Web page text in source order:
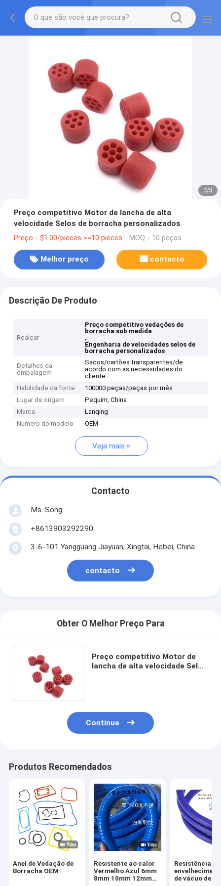
2/3
Preço competitivo Motor de lancha de alta
velocidade Selos de borracha personalizados
Preço：$1.00/pieces >=10 pieces MOQ：10 peças
Melhor preço contacto
Descrição De Produto
Realçar
Preço competitivo vedações de
borracha sob medida
,
Engenharia de velocidades selos de
borracha personalizados
Detalhes da
embalagem
Sacos/cartões transparentes/de
acordo com as necessidades do
cliente
Habilidade da fonte
100000 peças/peças por mês
Lugar de origem
Pequim, China
Marca
Lanqing
Número do modelo
OEM
Veja mais
Contacto
Ms. Song
+8613903292290
3-6-101 Yangguang Jiayuan, Xingtai, Hebei, China
contacto
Obter O Melhor Preço Para
Preço competitivo Motor de
lancha de alta velocidade Selos
Continue
Produtos Recomendados
Anel de Vedação de
Borracha OEM
Resistente ao calor
Vermelho Azul 6mm
8mm 10mm 12mm
Resistência ao
de vácuo de